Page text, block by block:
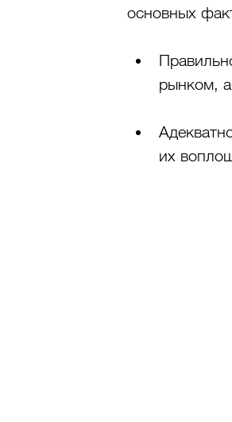
основных
рынком,
их